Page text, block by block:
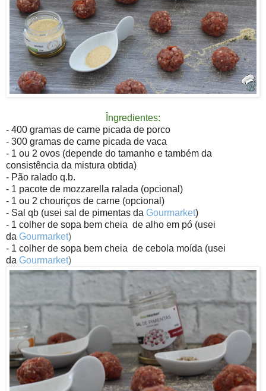
Îngredientes:
- 400 gramas de carne picada de porco
- 300 gramas de carne picada de vaca
- 1 ou 2 ovos (depende do tamanho e também da
consistência da mistura obtida)
- Pão ralado q.b.
- 1 pacote de mozzarella ralada (opcional)
- 1 ou 2 chouriços de carne (opcional)
- Sal qb (usei sal de pimentas da Gourmarket)
- 1 colher de sopa bem cheia de a lho em pó (usei
da Gourmarket)
- 1 colher de sopa bem cheia de cebola moída (usei
da Gourmarket)